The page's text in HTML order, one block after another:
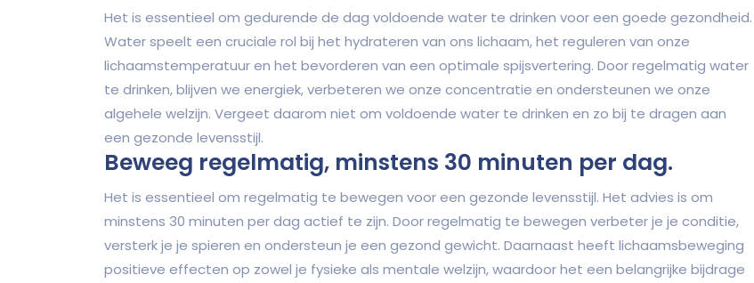
Het is essentieel om gedurende de dag voldoende water te drinken voor een goede gezondheid.
Water speelt een cruciale rol bij het hydrateren van ons lichaam, het reguleren van onze
lichaamstemperatuur en het bevorderen van een optimale spijsvertering. Door regelmatig water
te drinken, blijven we energiek, verbeteren we onze concentratie en ondersteunen we onze
algehele welzijn. Vergeet daarom niet om voldoende water te drinken en zo bij te dragen aan
een gezonde levensstijl.
Beweeg regelmatig, minstens 30 minuten per dag.
Het is essentieel om regelmatig te bewegen voor een gezonde levensstijl. Het advies is om
minstens 30 minuten per dag actief te zijn. Door regelmatig te bewegen verbeter je je conditie,
versterk je je spieren en ondersteun je een gezond gewicht. Daarnaast heeft lichaamsbeweging
positieve effecten op zowel je fysieke als mentale welzijn, waardoor het een belangrijke bijdrage